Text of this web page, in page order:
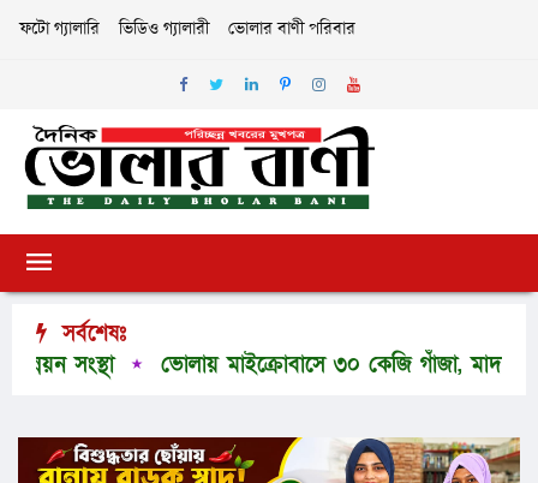
ফটো গ্যালারি ভিডিও গ্যালারী ভোলার বাণী পরিবার
সর্বশেষঃ
ভোলায় মাইক্রোবাসে ৩০ কেজি গাঁজা, মাদক